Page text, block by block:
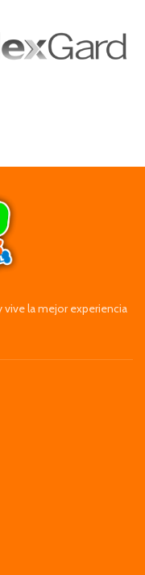
la mejor experiencia